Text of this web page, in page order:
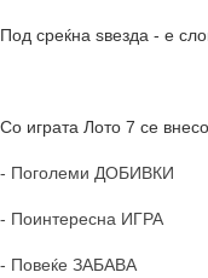
Под среќна ѕвезда - е
Со играта Лото 7 се
- Поголеми ДОБИВКИ
- Поинтересна ИГРА
- Повеќе ЗАБАВА